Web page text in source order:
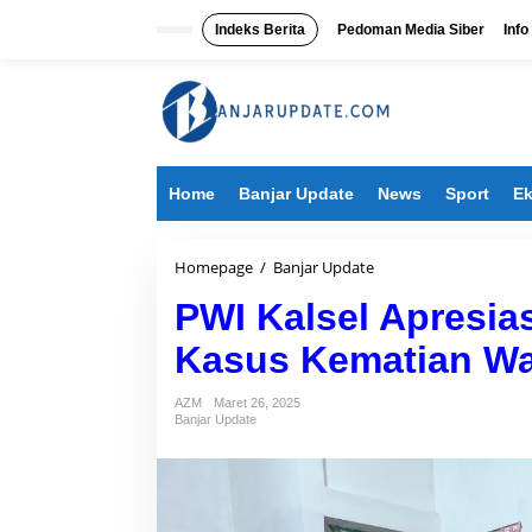
Indeks Berita Pedoman Media Siber
Home Banjar Update News Sport
Homepage / Banjar Update
K
a
l
A
e
PWI Kalsel
Kasus Kematian
AZM
Maret 26, 2025
Banjar Update